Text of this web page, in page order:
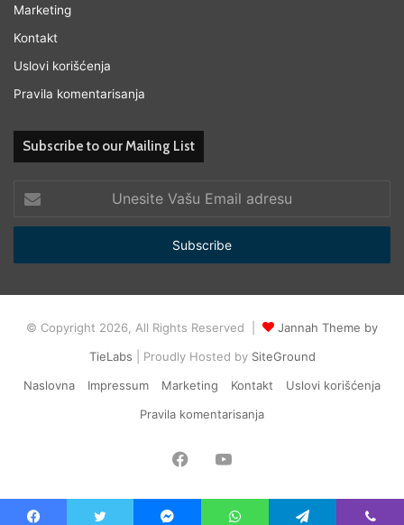
Marketing
Kontakt
Uslovi korišćenja
Pravila komentarisanja
Subscribe to our Mailing List
Vašu
Email
© Copyright 2026, All Rights Reserved |
Jannah Theme by
TieLabs | Proudly Hosted by SiteGround
Naslovna
Impressum Marketing Kontakt
Uslovi korišćenja
Pravila komentarisanja
FacebookYouTube